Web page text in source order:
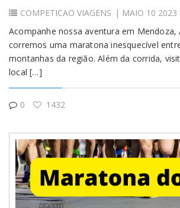
COMPETICAO VIAGENS | MAIO 10 2023
Acompanhe nossa aventura em Mendoza,
corremos uma maratona inesquecível
montanhas da região. Além da corrida,
local […]
0 1432